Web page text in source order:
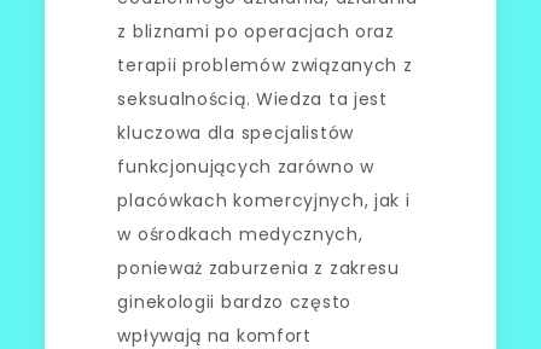
z bliznami po operacjach oraz
terapii problemów związanych z
seksualnością. Wiedza ta jest
kluczowa dla specjalistów
funkcjonujących zarówno w
placówkach komercyjnych, jak i
w ośrodkach medycznych,
ponieważ zaburzenia z zakresu
ginekologii bardzo często
wpływają na komfort